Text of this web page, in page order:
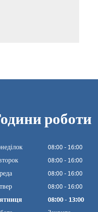
роботи
08:00- 16:00
З 08:00 до 16:00
08:00- 16:00
З 08:00 до 16:00
08:00- 16:00
З 08:00 до 16:00
08:00- 16:00
З 08:00 до 16:00
08:00- 13:00
З 08:00 до 13:00